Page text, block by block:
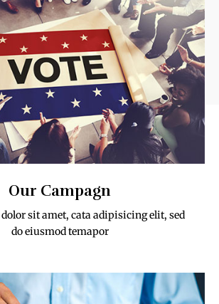
Our Campagn
sit amet, cata adipisicing elit, sed
do eiusmod temapor